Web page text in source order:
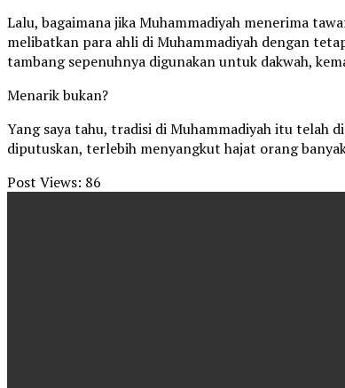
Lalu, bagaimana jika Muhammadiyah menerima
melibatkan para ahli di Muhammadiyah dengan
tambang sepenuhnya digunakan untuk dakwah,
Menarik bukan?
Yang saya tahu, tradisi di Muhammadiyah itu telah
diputuskan, terlebih menyangkut hajat orang
Post Views: 86